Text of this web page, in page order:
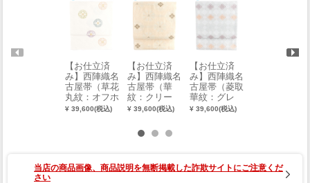
【お仕立済
み】西陣織名
古屋帯（草花
丸紋：オフホ
ワイト）
¥ 39,600(税込)
【お仕立済
み】西陣織名
古屋帯（華
紋：クリー
ム）
¥ 39,600(税込)
【お仕立済
み】西陣織名
古屋帯（菱取
華紋：グレ
ー）
¥ 39,600(税込)
当店の商品画像、商品説明を無断掲載した詐欺サイトにご注意くだ
さい